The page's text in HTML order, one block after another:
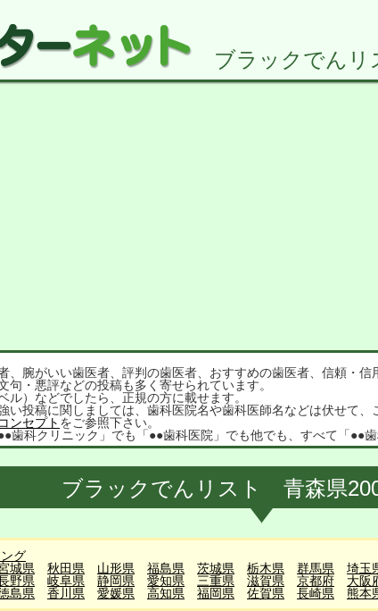
ブラックでん
腕がいい歯医者、評判の歯医者、おすすめの歯医者、信頼・
句・悪評などの投稿も多く寄せられています。
）などでしたら、正規の方に載せます。
投稿に関しましては、歯科医院名や歯科医師名などは伏せて、
ンセプト をご参照下さい。
科クリニック」でも「●●歯科医院」でも他でも、すべて「●●歯
ブラックでんリスト 青森県
グ
城県 秋田県 山形県 福島県 茨城県 栃木県 群馬県 埼玉
野県 岐阜県 静岡県 愛知県 三重県 滋賀県 京都府 大阪
島県 香川県 愛媛県 高知県 福岡県 佐賀県 長崎県 熊本